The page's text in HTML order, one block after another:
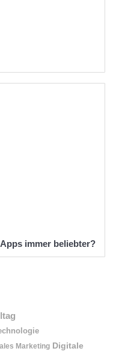
immer beliebter?
Marketing Digitale